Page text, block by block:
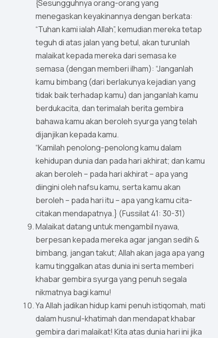
{Sesungguhnya orang-orang yang
menegaskan keyakinannya dengan berkata:
“Tuhan kami ialah Allah”, kemudian mereka tetap
teguh di atas jalan yang betul, akan turunlah
malaikat kepada mereka dari semasa ke
semasa (dengan memberi ilham): “Janganlah
kamu bimbang (dari berlakunya kejadian yang
tidak baik terhadap kamu) dan janganlah kamu
berdukacita, dan terimalah berita gembira
bahawa kamu akan beroleh syurga yang telah
dijanjikan kepada kamu.
“Kamilah penolong-penolong kamu dalam
kehidupan dunia dan pada hari akhirat; dan kamu
akan beroleh – pada hari akhirat – apa yang
diingini oleh nafsu kamu, serta kamu akan
beroleh – pada hari itu – apa yang kamu cita-
citakan mendapatnya.} (Fussilat 41: 30-31)
Malaikat datang untuk mengambil nyawa,
berpesan kepada mereka agar jangan sedih &
bimbang, jangan takut; Allah akan jaga apa yang
kamu tinggalkan atas dunia ini serta memberi
khabar gembira syurga yang penuh segala
nikmatnya bagi kamu!
Ya Allah jadikan hidup kami penuh istiqomah, mati
dalam husnul-khatimah dan mendapat khabar
gembira dari malaikat! Kita atas dunia hari ini jika